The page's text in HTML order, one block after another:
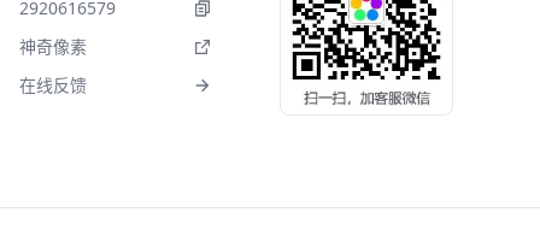
2920616579
神奇像素
在线反馈